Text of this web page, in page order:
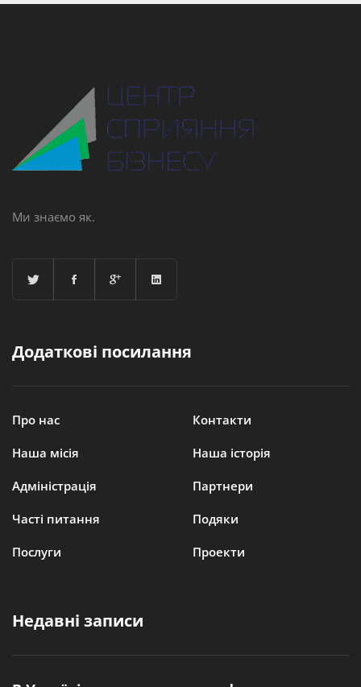
Ми знаємо як.
Додаткові посилання
Про нас Контакти
Наша місія Наша історія
Адміністрація Партнери
Часті питання Подяки
Послуги Проекти
Недавні записи